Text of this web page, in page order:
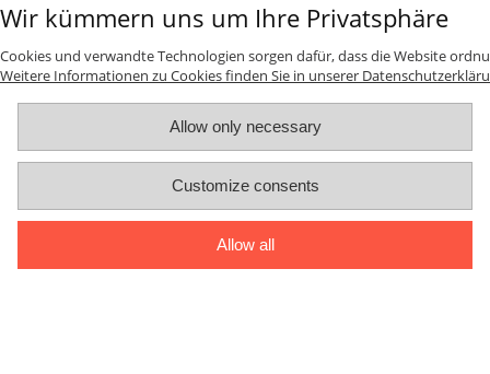
Vollversion der Webseite
Powered by Shoper
Wir kümmern uns um Ihre Privatsphäre
Cookies und verwandte Technologien sorgen dafür, dass die Website
Weitere Informationen zu Cookies finden Sie in unserer
Allow only necessary
Customize consents
Allow all